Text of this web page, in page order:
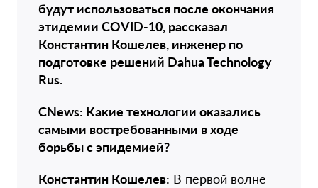
будут использоваться после окончания
этидемии COVID-10, рассказал
Константин Кошелев, инженер по
подготовке решений Dahua Technology
Rus.
CNews: Какие технологии оказались
самыми востребованными в ходе
борьбы с эпидемией?
Константин Кошелев: В первой волне